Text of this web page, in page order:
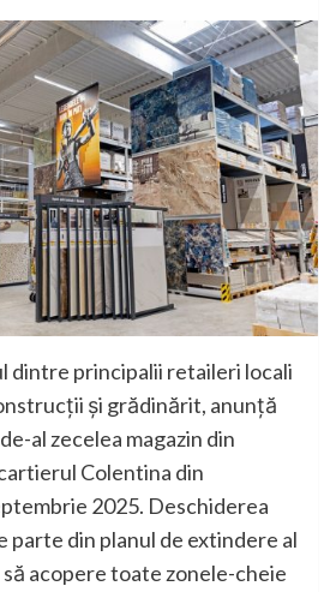
dintre principalii retaileri locali
și grădinărit, anunță
al zecelea magazin din
Colentina din
2025. Deschiderea
parte din planul de extindere al
acopere toate zonele-cheie